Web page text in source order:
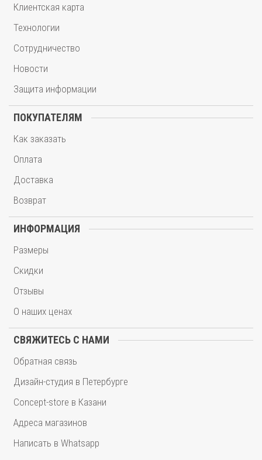
Клиентская карта
Технологии
Сотрудничество
Новости
Защита информации
ПОКУПАТЕЛЯМ
Как заказать
Оплата
Доставка
Возврат
ИНФОРМАЦИЯ
Размеры
Скидки
Отзывы
О наших ценах
СВЯЖИТЕСЬ С НАМИ
Обратная связь
Дизайн-студия в Петербурге
Concept-store в Казани
Адреса магазинов
Написать в Whatsapp